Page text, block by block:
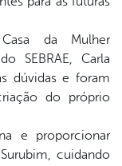
da Mulher
SEBRAE, Carla
dúvidas e foram
do próprio
e proporcionar
cuidando